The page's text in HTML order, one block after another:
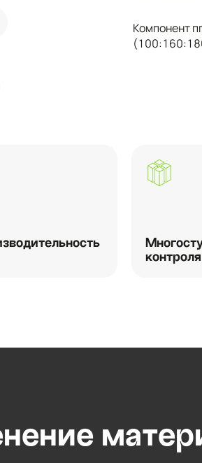
Компонент